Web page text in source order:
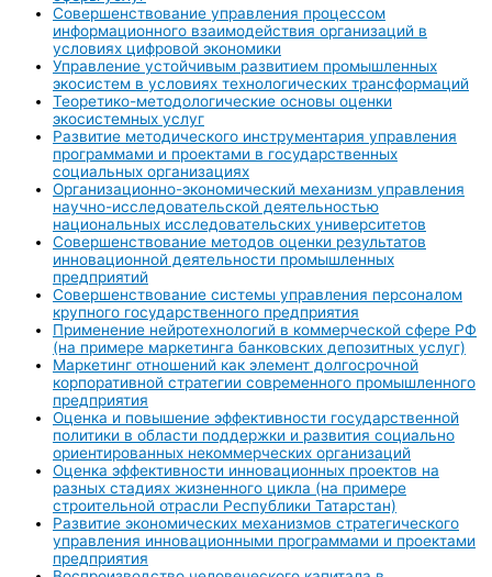
Совершенствование управления процессом
информационного взаимодействия организаций в
условиях цифровой экономики
Управление устойчивым развитием промышленных
экосистем в условиях технологических трансформаций
Теоретико-методологические основы оценки
экосистемных услуг
Развитие методического инструментария управления
программами и проектами в государственных
социальных организациях
Организационно-экономический механизм управления
научно-исследовательской деятельностью
национальных исследовательских университетов
Совершенствование методов оценки результатов
инновационной деятельности промышленных
предприятий
Совершенствование системы управления персоналом
крупного государственного предприятия
Применение нейротехнологий в коммерческой сфере РФ
(на примере маркетинга банковских депозитных услуг)
Маркетинг отношений как элемент долгосрочной
корпоративной стратегии современного промышленного
предприятия
Оценка и повышение эффективности государственной
политики в области поддержки и развития социально
ориентированных некоммерческих организаций
Оценка эффективности инновационных проектов на
разных стадиях жизненного цикла (на примере
строительной отрасли Республики Татарстан)
Развитие экономических механизмов стратегического
управления инновационными программами и проектами
предприятия